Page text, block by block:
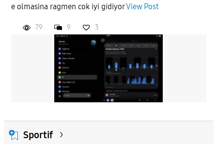
e olmasina ragmen cok iyi gidiyorView Post
79 9 3
Sportif